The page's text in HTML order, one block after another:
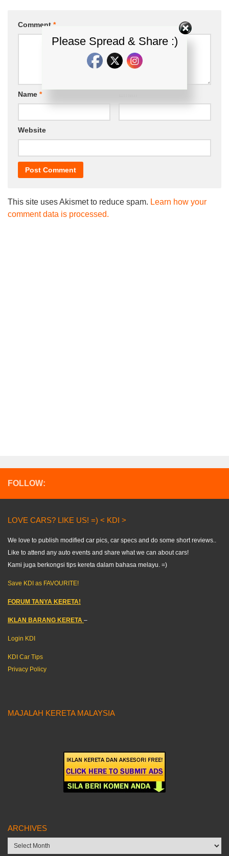
Comment *
Name *
Website
This site uses Akismet to reduce spam. Learn how your
comment data is processed.
FOLLOW:
LOVE CARS? LIKE US! =) < KDI >
We love to publish modified car pics, car specs and do some short reviews..
Like to attend any auto events and share what we can about cars!
Kami juga berkongsi tips kereta dalam bahasa melayu. =)
Save KDI as FAVOURITE!
FORUM TANYA KERETA!
IKLAN BARANG KERETA –
Login KDI
KDI Car Tips
Privacy Policy
MAJALAH KERETA MALAYSIA
ARCHIVES
Archives
Please Spread & Share :)